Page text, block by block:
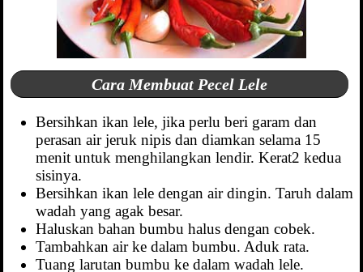
Cara Membuat Pecel Lele
Bersihkan ikan lele, jika perlu beri garam dan
perasan air jeruk nipis dan diamkan selama 15
menit untuk menghilangkan lendir. Kerat2 kedua
sisinya.
Bersihkan ikan lele dengan air dingin. Taruh dalam
wadah yang agak besar.
Haluskan bahan bumbu halus dengan cobek.
Tambahkan air ke dalam bumbu. Aduk rata.
Tuang larutan bumbu ke dalam wadah lele.